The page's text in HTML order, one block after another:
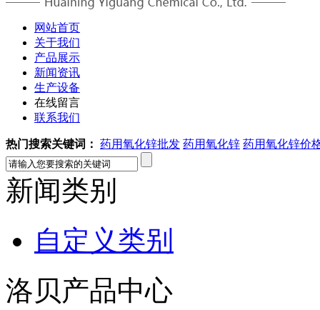
网站首页
关于我们
产品展示
新闻资讯
生产设备
在线留言
联系我们
热门搜索关键词： 药用氧化锌批发 药用氧化锌 药用氧化锌价
新闻类别
自定义类别
洛贝产品中心